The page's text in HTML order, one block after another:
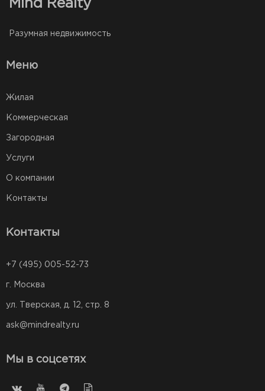
Mind Realty
Разумная недвижимость
Меню
Жилая
Коммерческая
Загородная
Услуги
О компании
Контакты
Контакты
+7 (495) 005-52-73
г. Москва
ул. Тверская, д. 12, стр. 8
ask@mindrealty.ru
Мы в соцсетях